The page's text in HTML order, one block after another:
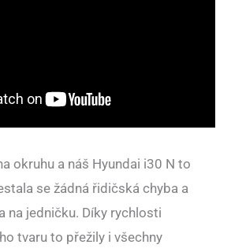
okruhu a náš Hyundai i30 N to
se žádná řidičská chyba a
na jedničku. Díky rychlosti
tvaru to přežily i všechny